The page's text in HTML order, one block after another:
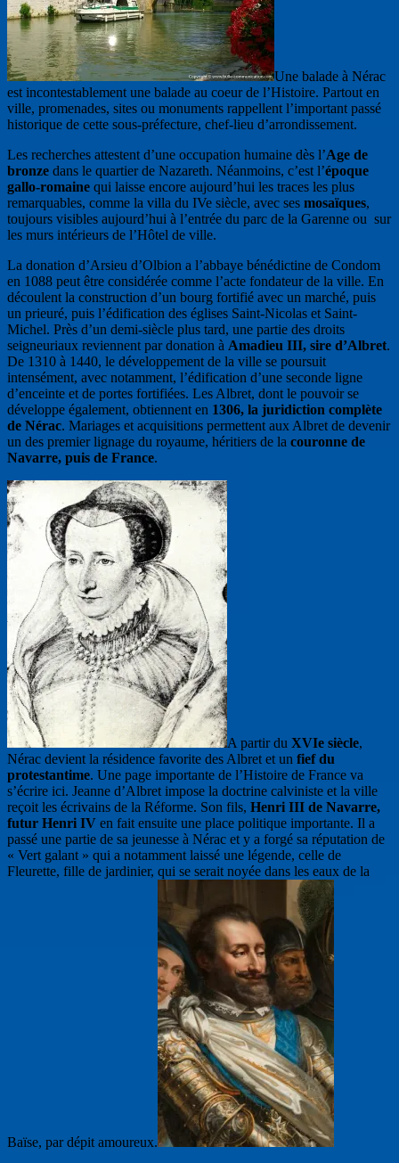
Une balade à Nérac
est incontestablement une balade au coeur de l’Histoire. Partout en
ville, promenades, sites ou monuments rappellent l’important passé
historique de cette sous-préfecture, chef-lieu d’arrondissement.
Les recherches attestent d’une occupation humaine dès l’Age de
bronze dans le quartier de Nazareth. Néanmoins, c’est l’époque
gallo-romaine qui laisse encore aujourd’hui les traces les plus
remarquables, comme la villa du IVe siècle, avec ses mosaïques,
toujours visibles aujourd’hui à l’entrée du parc de la Garenne ou sur
les murs intérieurs de l’Hôtel de ville.
La donation d’Arsieu d’Olbion a l’abbaye bénédictine de Condom
en 1088 peut être considérée comme l’acte fondateur de la ville. En
découlent la construction d’un bourg fortifié avec un marché, puis
un prieuré, puis l’édification des églises Saint-Nicolas et Saint-
Michel. Près d’un demi-siècle plus tard, une partie des droits
seigneuriaux reviennent par donation à Amadieu III, sire d’Albret.
De 1310 à 1440, le développement de la ville se poursuit
intensément, avec notamment, l’édification d’une seconde ligne
d’enceinte et de portes fortifiées. Les Albret, dont le pouvoir se
développe également, obtiennent en 1306, la juridiction complète
de Nérac. Mariages et acquisitions permettent aux Albret de devenir
un des premier lignage du royaume, héritiers de la couronne de
Navarre, puis de France.
A partir du XVIe siècle,
Nérac devient la résidence favorite des Albret et un fief du
protestantime. Une page importante de l’Histoire de France va
s’écrire ici. Jeanne d’Albret impose la doctrine calviniste et la ville
reçoit les écrivains de la Réforme. Son fils, Henri III de Navarre,
futur Henri IV en fait ensuite une place politique importante. Il a
passé une partie de sa jeunesse à Nérac et y a forgé sa réputation de
« Vert galant » qui a notamment laissé une légende, celle de
Fleurette, fille de jardinier, qui se serait noyée dans les eaux de la
Baïse, par dépit amoureux.